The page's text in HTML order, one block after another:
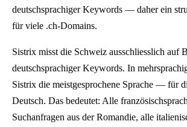
–
6
,
S
e
i
t
deutschsprachiger Keywords — daher ein
für viele .ch-Domains.
Sistrix misst die Schweiz ausschliesslich auf
deutschsprachiger Keywords. In
Sistrix die meistgesprochene Sprache — für
Deutsch. Das bedeutet: Alle
Suchanfragen aus der Romandie, alle